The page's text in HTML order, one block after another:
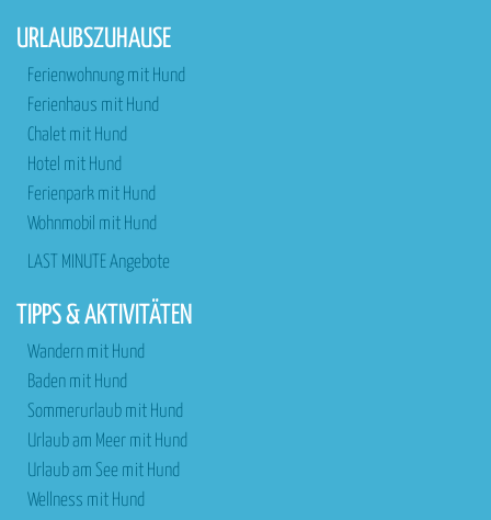
URLAUBSZUHAUSE
Ferienwohnung mit Hund
Ferienhaus mit Hund
Chalet mit Hund
Hotel mit Hund
Ferienpark mit Hund
Wohnmobil mit Hund
LAST MINUTE Angebote
TIPPS & AKTIVITÄTEN
Wandern mit Hund
Baden mit Hund
Sommerurlaub mit Hund
Urlaub am Meer mit Hund
Urlaub am See mit Hund
Wellness mit Hund